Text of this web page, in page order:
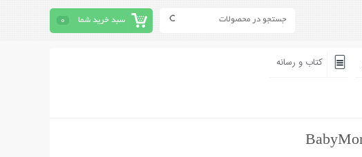
سبد خرید شما 0
کتاب و رسانه